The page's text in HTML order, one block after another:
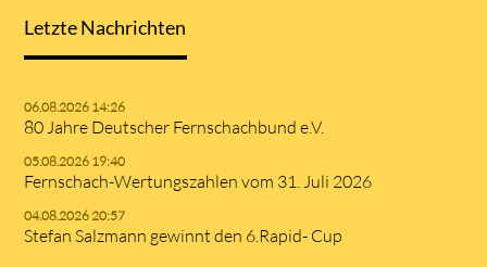
Letzte Nachrichten
06.08.2026 14:26
80 Jahre Deutscher Fernschachbund e.V.
05.08.2026 19:40
Fernschach-Wertungszahlen vom 31. Juli 2026
04.08.2026 20:57
Stefan Salzmann gewinnt den 6.Rapid- Cup